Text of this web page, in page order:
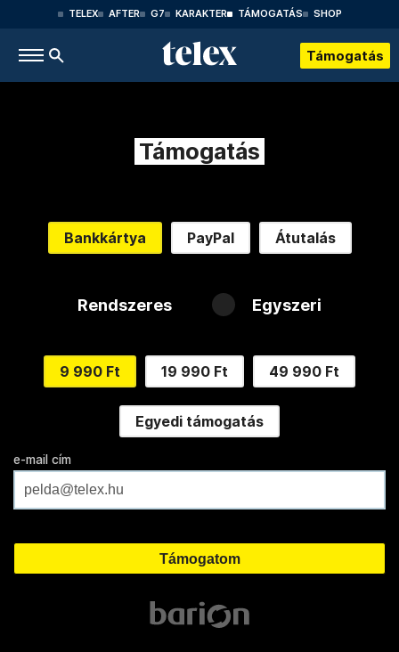
TELEX AFTER G7 KARAKTER TÁMOGATÁS SHOP
Támogatás
Támogatás
Bankkártya PayPal Átutalás
Rendszeres Egyszeri
9 990 Ft 19 990 Ft 49 990 Ft
Egyedi támogatás
e-mail cím